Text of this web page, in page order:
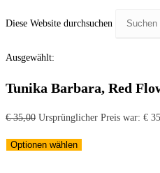
Diese Website durchsuchen
Ausgewählt:
Tunika Barbara, Red
€35,00 Ursprünglicher Preis war: €
Optionen wählen